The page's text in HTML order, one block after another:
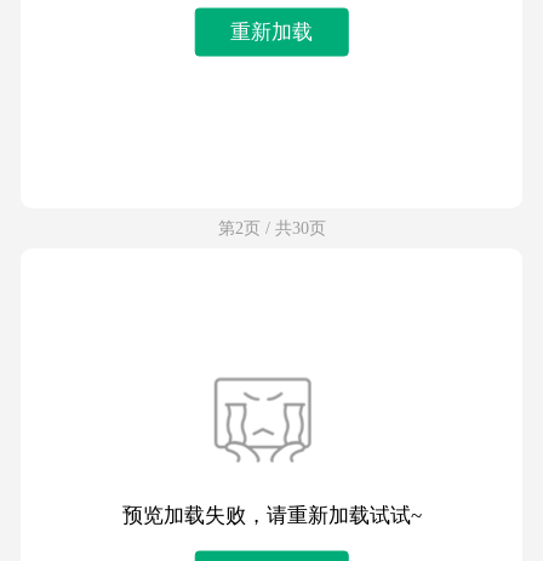
重新加载
第2页 / 共30页
预览加载失败，请重新加载试试~